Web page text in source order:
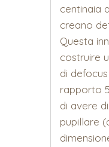
centinaia
creano
Questa
costruire
di
rapporto
di avere
pupillare